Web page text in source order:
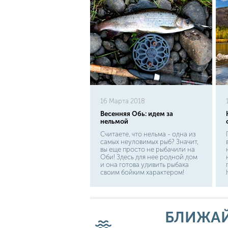
16 Марта 2018
Весенняя Обь: идем за
нельмой
Считаете, что нельма - одна из
самых неуловимых рыб? Значит,
вы еще просто не рыбачили на
Оби! Здесь для нее родной дом
и она готова удивить рыбака
своим бойким характером!
придерживаются взгляда, что
Обь за нельмой, то придется
изрядно постараться, чтобы
выудить эту хищницу из родных